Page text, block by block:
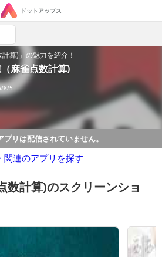
ドットアップス
算)」の魅力を紹介！
麻雀点数計算)
8/5
リは配信されていません。
関連のアプリを探す
数計算)のスクリーンショ